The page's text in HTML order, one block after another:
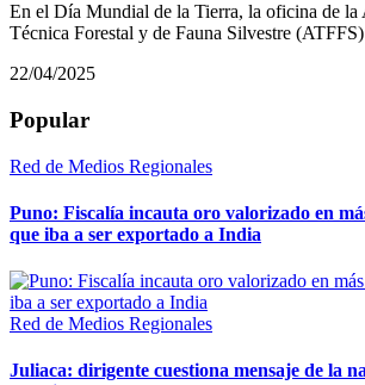
En el Día Mundial de la Tierra, la oficina de la
Técnica Forestal y de Fauna Silvestre
22/04/2025
Popular
Red de Medios Regionales
Puno: Fiscalía incauta oro valorizado en
que iba a ser exportado a India
Red de Medios Regionales
Juliaca: dirigente cuestiona mensaje de la